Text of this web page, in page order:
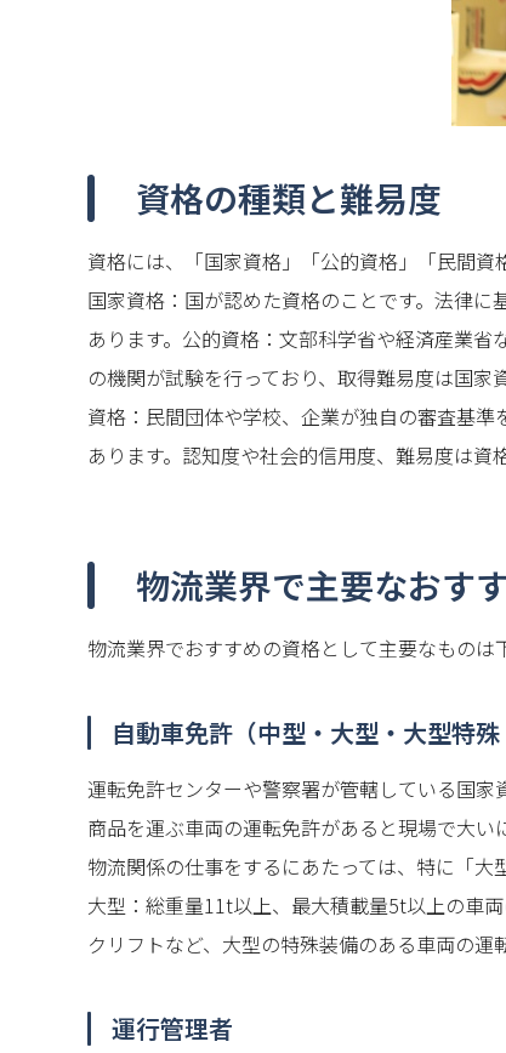
資格の種類と難易度
資格には、「国家資格」「公的資格」「民間
国家資格：国が認めた資格のことです。法律
あります。公的資格：文部科学省や経済産業
の機関が試験を行っており、取得難易度は国
資格：民間団体や学校、企業が独自の審査基
あります。認知度や社会的信用度、難易度は資
物流業界で主要なおす
物流業界でおすすめの資格として主要なものは
自動車免許（中型・大型・大型特殊
運転免許センターや警察署が管轄している国家
商品を運ぶ車両の運転免許があると現場で大い
物流関係の仕事をするにあたっては、特に「大
大型：総重量11t以上、最大積載量5t以上の車
クリフトなど、大型の特殊装備のある車両の
運行管理者